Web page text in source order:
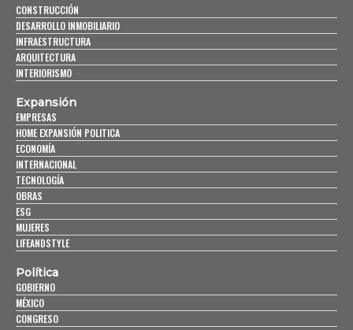
CONSTRUCCIÓN
DESARROLLO INMOBILIARIO
INFRAESTRUCTURA
ARQUITECTURA
INTERIORISMO
Expansión
EMPRESAS
HOME EXPANSIÓN POLITICA
ECONOMÍA
INTERNACIONAL
TECNOLOGÍA
OBRAS
ESG
MUJERES
LIFEANDSTYLE
Política
GOBIERNO
MÉXICO
CONGRESO